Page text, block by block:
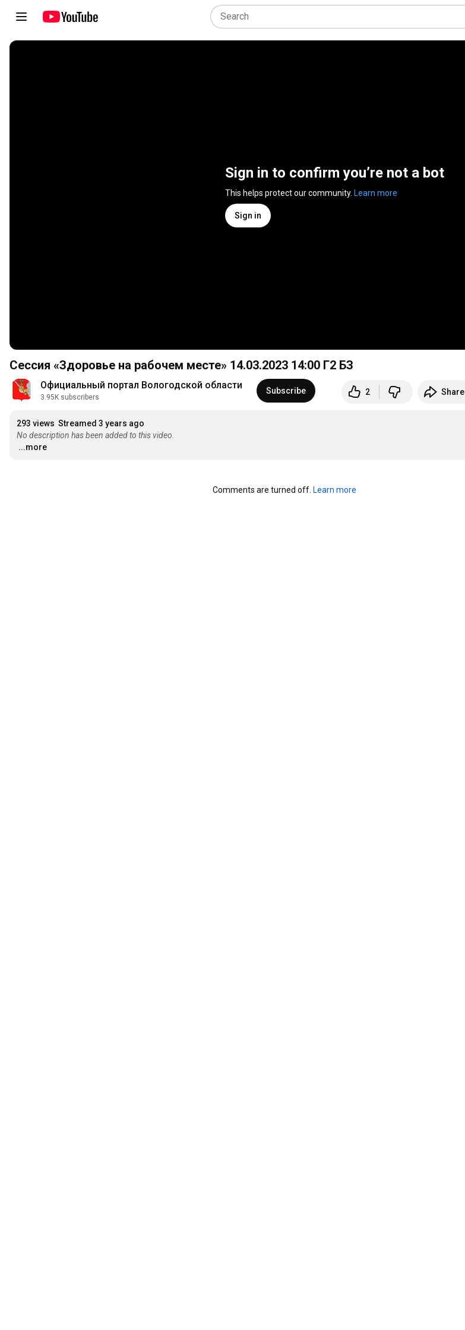
Sign in to confirm you’re not a bot
This helps protect our community. Learn more
Sign in
Сессия «Здоровье на рабочем месте» 14.03.2023 14:00 Г2 БЗ
Официальный портал Вологодской области
3.95K subscribers
Subscribe 2 Share
293 views Streamed 3 years ago
No description has been added to this video.
...more
Comments are turned off. Learn more